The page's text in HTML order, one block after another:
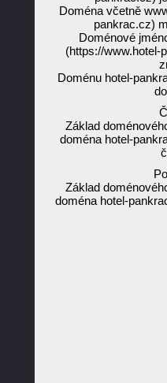
Doména včetně
pankrac.cz)
Doménové
(https://www.hotel-
Doménu hotel-
Základ
doména hotel-
Základ
doména hotel-